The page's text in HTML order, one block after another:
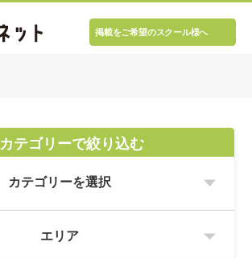
掲載をご希望のスクール様へ
カテゴリーで絞り込む